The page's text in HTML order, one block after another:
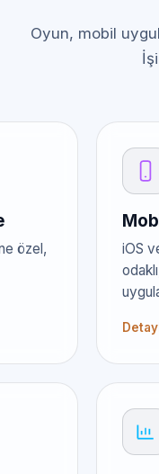
Oyun, mobil
özel,
iOS